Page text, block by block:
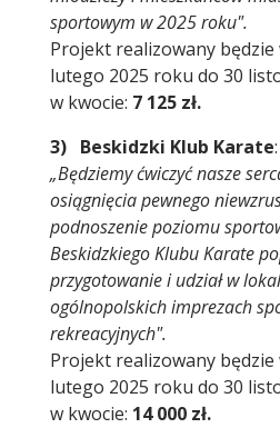
sportowym w 2025 roku".
Projekt realizowany będzie
lutego 2025 roku do 30
w kwocie: 7 125 zł.
3) Beskidzki Klub Karate:
„Będziemy ćwiczyć nasze
osiągnięcia pewnego
podnoszenie poziomu
Beskidzkiego Klubu Karate
przygotowanie i udział w
ogólnopolskich imprezach
rekreacyjnych".
Projekt realizowany będzie
lutego 2025 roku do 30
w kwocie: 14 000 zł.